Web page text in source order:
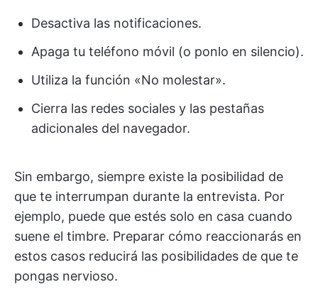
Desactiva las notificaciones.
Apaga tu teléfono móvil (o ponlo en silencio).
Utiliza la función «No molestar».
Cierra las redes sociales y las pestañas
adicionales del navegador.
Sin embargo, siempre existe la posibilidad de
que te interrumpan durante la entrevista. Por
ejemplo, puede que estés solo en casa cuando
suene el timbre. Preparar cómo reaccionarás en
estos casos reducirá las posibilidades de que te
pongas nervioso.